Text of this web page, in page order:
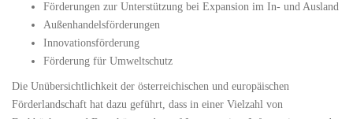
Förderungen zur Unterstützung bei Expansion im In- und Ausland
Außenhandelsförderungen
Innovationsförderung
Förderung für Umweltschutz
Die Unübersichtlichkeit der österreichischen und europäischen
Förderlandschaft hat dazu geführt, dass in einer Vielzahl von